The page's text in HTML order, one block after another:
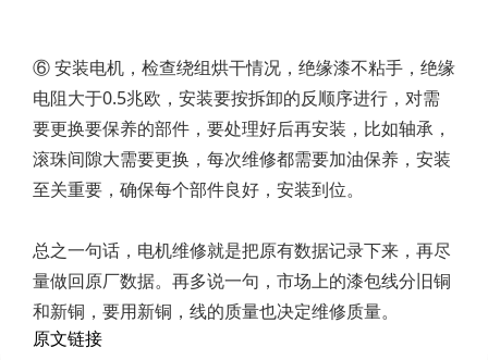
⑥ 安装电机，检查绕组烘干情况，绝缘漆不粘手，绝缘
电阻大于0.5兆欧，安装要按拆卸的反顺序进行，对需
要更换要保养的部件，要处理好后再安装，比如轴承，
滚珠间隙大需要更换，每次维修都需要加油保养，安装
至关重要，确保每个部件良好，安装到位。
总之一句话，电机维修就是把原有数据记录下来，再尽
量做回原厂数据。再多说一句，市场上的漆包线分旧铜
和新铜，要用新铜，线的质量也决定维修质量。
原文链接